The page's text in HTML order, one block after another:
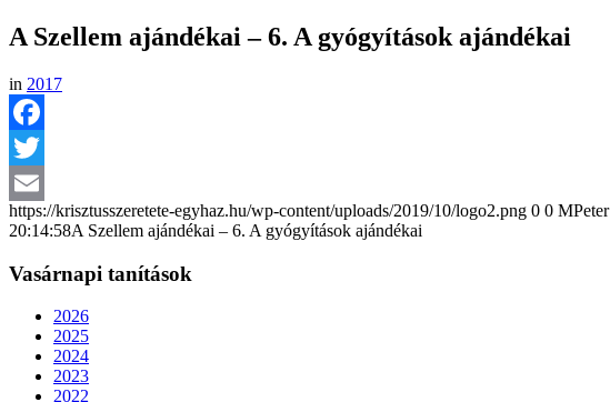
A Szellem ajándékai – 6. A gyógyítások ajándékai
in 2017
Facebook
Twitter
Email
https://krisztusszeretete-egyhaz.hu/wp-content/uploads/2019/10/logo2.png 0 0 MPeter
20:14:58A Szellem ajándékai – 6. A gyógyítások ajándékai
Vasárnapi tanítások
2026
2025
2024
2023
2022